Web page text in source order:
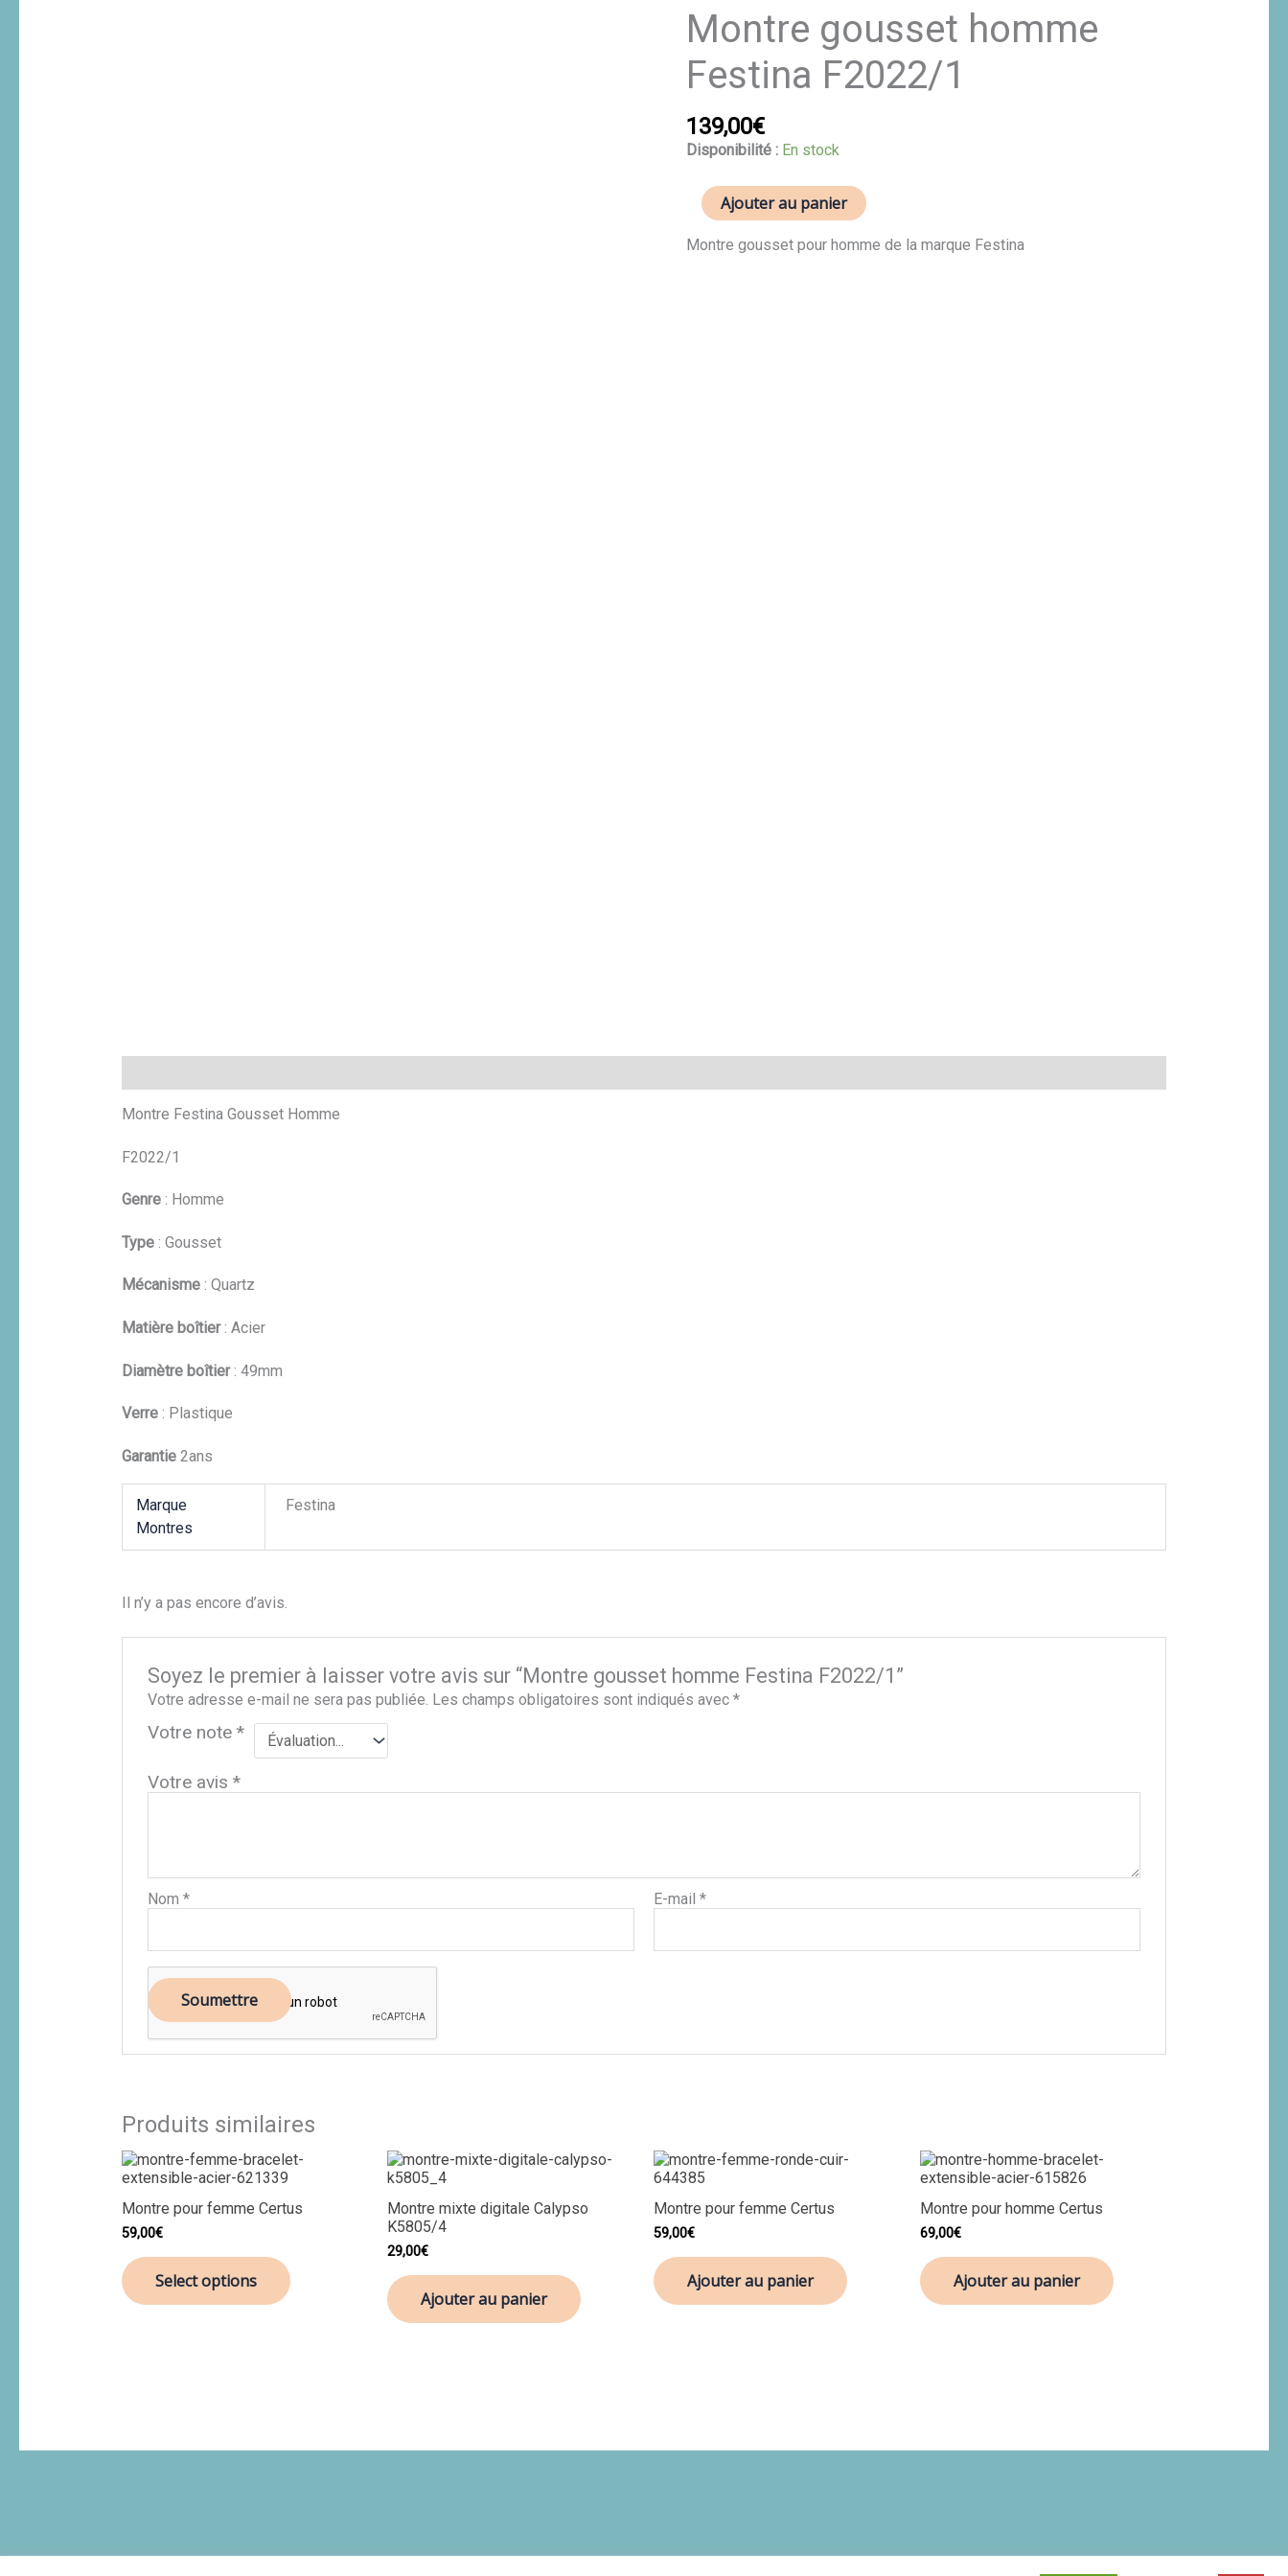
Montre gousset homme
Festina F2022/1
139,00€
Disponibilité : En stock
quantité
de
gousset
homme
F2022/1
Ajouter au panier
Montre gousset pour homme de la marque Festina
Montre Festina Gousset Homme
F2022/1
Genre: Homme
Type: Gousset
Mécanisme: Quartz
Matière boîtier: Acier
Diamètre boîtier: 49mm
Verre: Plastique
Garantie2ans
Marque
Montres
Festina
Il n’y a pas encore d’avis.
Soyez le premier à laisser votre avis sur “Montre gousset homme Festina F2022/1”
Votre adresse e-mail ne sera pas publiée. Les champs obligatoires sont indiqués avec*
Votre note*
Votre avis*
Nom* E-mail*
Produits similaires
Montre pour femme Certus
59,00€
Select options
Montre mixte digitale Calypso
K5805/4
29,00€
Ajouter au panier
Montre pour femme Certus
59,00€
Ajouter au panier
Montre pour homme Certus
69,00€
Ajouter au panier